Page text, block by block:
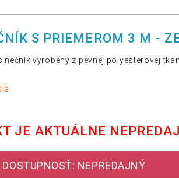
S PRIEMEROM 3 M -
vyrobený z pevnej polyesterovej
JE AKTUÁLNE
DOSTUPNOSŤ: NEPREDAJNÝ